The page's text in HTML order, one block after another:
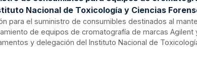
Nacional de Toxicología y Ciencias
para el suministro de consumibles destinados al
de equipos de cromatografía de marcas Agilent
y delegación del Instituto Nacional de